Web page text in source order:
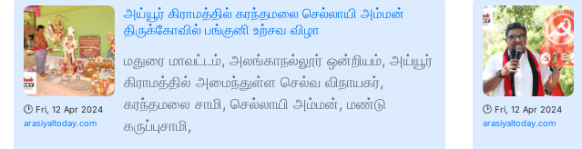
🕑 Fri, 12 Apr 2024
arasiyaltoday.com
அய்யூர் கிராமத்தில் கரந்தமலை செல்லாயி அம்மன்
திருக்கோவில் பங்குனி உற்சவ விழா
மதுரை மாவட்டம், அலங்காநல்லூர் ஒன்றியம், அய்யூர்
கிராமத்தில் அமைந்துள்ள செல்வ விநாயகர்,
கரந்தமலை சாமி, செல்லாயி அம்மன், மண்டு
கருப்புசாமி,
🕑 Fri, 12 Apr 2024
arasiyaltoday.com